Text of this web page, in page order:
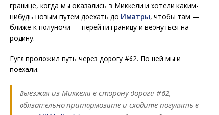
границе, когда мы оказались в Миккели и хотели каким-
нибудь новым путем доехать до Иматры, чтобы там —
ближе к полуночи — перейти границу и вернуться на
родину.
Гугл проложил путь через дорогу #62. По ней мы и
поехали.
Выезжая из Миккели в сторону дороги #62,
обязательно притормозите и сходите погулять в